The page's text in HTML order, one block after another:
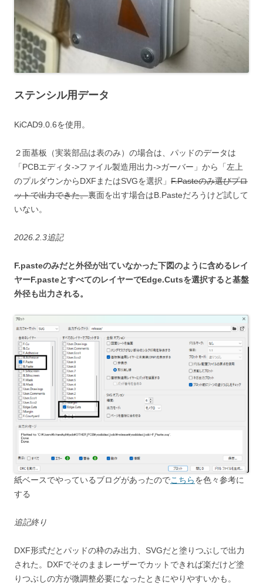
ステンシル用データ
KiCAD9.0.6を使用。
２面基板（実装部品は表のみ）の場合は、パッドのデータは
「PCBエディタ->ファイル製造用出力->ガーバー」から「左上
のプルダウンからDXFまたはSVGを選択」 F.Pasteのみ選びプロ
ットで出力できた。裏面を出す場合はB.Pasteだろうけど試して
いない。
2026.2.3追記
F.pasteのみだと外径が出ていなかった下図のように含めるレイ
ヤーF.pasteとすべてのレイヤーでEdge.Cutsを選択すると基盤
外径も出力される。
紙ベースでやっているブログがあったのでこちらを色々参考に
する
追記終り
DXF形式だとパッドの枠のみ出力、SVGだと塗りつぶしで出力
された。DXFでそのままレーザーでカットできれば楽だけど塗
りつぶしの方が微調整必要になったときにやりやすいかも。